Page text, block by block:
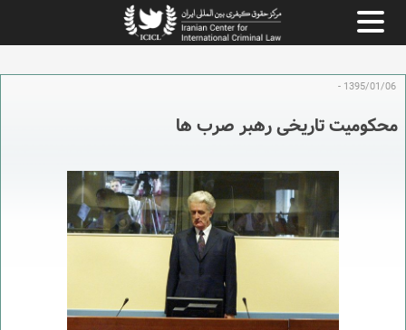
1395/01/06 -
محکومیت تاریخی رهبر صرب ها